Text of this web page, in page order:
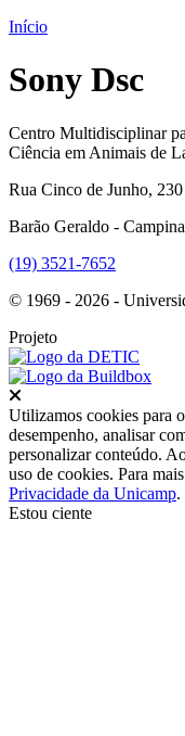
Início
Sony Dsc
Centro Multidisciplinar
Ciência em Animais de
Rua Cinco de Junho,
Barão Geraldo -
(19) 3521-7652
© 1969 - 2026 -
Projeto
Utilizamos cookies para
desempenho, analisar
personalizar conteúdo.
uso de cookies. Para
Privacidade da Unicamp.
Estou ciente